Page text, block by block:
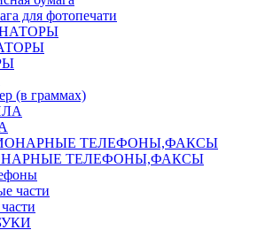
для фотопечати
(в граммах)
ТЕЛЕФОНЫ,ФАКСЫ